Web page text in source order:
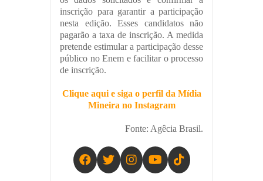
inscrição para garantir a participação
nesta edição. Esses candidatos não
pagarão a taxa de inscrição. A medida
pretende estimular a participação desse
público no Enem e facilitar o processo
de inscrição.
Clique aqui e siga o perfil da Mídia
Mineira no Instagram
Fonte: Agêcia Brasil.